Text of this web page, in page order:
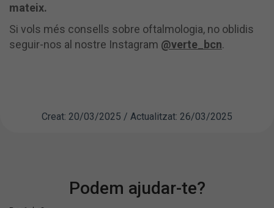
mateix.
Si vols més consells sobre oftalmologia, no oblidis
seguir-nos al nostre Instagram @verte_bcn.
Creat: 20/03/2025 / Actualitzat: 26/03/2025
Podem ajudar-te?